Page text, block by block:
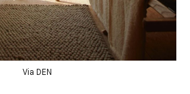
Via DEN